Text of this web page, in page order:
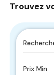
Trouvez
Prix Min